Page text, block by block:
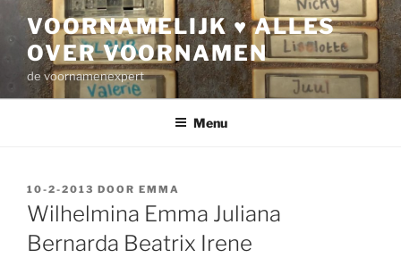
inhoud
VOORNAMELIJK ♥ ALLES
OVER VOORNAMEN
de voornamenexpert
Menu
GEPLAATST
OP
10-2-2013 DOOR EMMA
Wilhelmina Emma Juliana
Bernarda Beatrix Irene